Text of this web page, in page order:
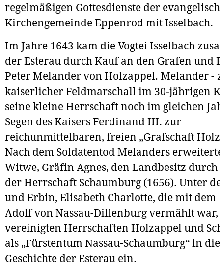
regelmäßigen Gottesdienste der
Kirchengemeinde Eppenrod mit Isselbach.
Im Jahre 1643 kam die Vogtei Isselbach
der Esterau durch Kauf an den Grafen und
Peter Melander von Holzappel. Melander -
kaiserlicher Feldmarschall im 30-jährigen
seine kleine Herrschaft noch im gleichen
Segen des Kaisers Ferdinand III. zur
reichunmittelbaren, freien „Grafschaft
Nach dem Soldatentod Melanders
Witwe, Gräfin Agnes, den Landbesitz
der Herrschaft Schaumburg (1656). Unter
und Erbin, Elisabeth Charlotte, die mit dem
Adolf von Nassau-Dillenburg vermählt
vereinigten Herrschaften Holzappel und
als „Fürstentum Nassau-Schaumburg“ in
Geschichte der Esterau ein.